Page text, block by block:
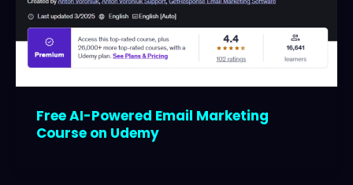
Free AI-Powered Email Marketing
Course on Udemy